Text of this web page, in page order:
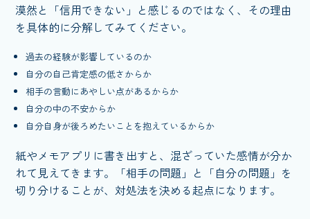
漠然と「信用できない」と感じるのではなく、その理由
を具体的に分解してみてください。
過去の経験が影響しているのか
自分の自己肯定感の低さからか
相手の言動にあやしい点があるからか
自分の中の不安からか
自分自身が後ろめたいことを抱えているからか
紙やメモアプリに書き出すと、混ざっていた感情が分か
れて見えてきます。「相手の問題」と「自分の問題」を
切り分けることが、対処法を決める起点になります。